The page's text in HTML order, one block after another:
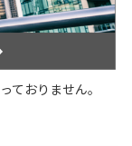
ておりません。